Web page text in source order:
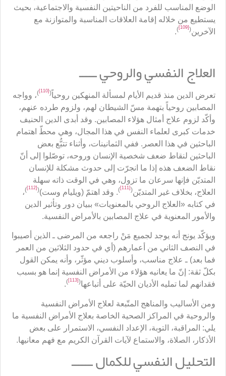
الوضع المناسب للفرد من الناحيتين النفسية والاجتماعية، بحيث
يستطيع من خلاله إقامة العلاقات المناسبة والمتوازنة مع
الآخرين(
[109]
)
.
العلاج النفسي والروحي ـــــ
تعرض الدين منذ قديم الأيام لمسألة المنهكين روحياً(
[110]
)، وواجه
المصابين روحياً بتهمة مسّ الشيطان لهم، ولزوم طرده عنهم،
وأكّد لزوم علاج أمثال هؤلاء المصابين. وقد أبدى الدين الحنيف
خدمات كبرى لعلماء النفس في هذا المجال، وهي محطّ اهتمام
الباحثين في هذا العصر. ففي الثمانينات، وأثناء تتبُّع بعض
الباحثين لنقاط ضعف شخصية الإنسان وروحه، توصّلوا إلى أنّ
نقاط الضعف هذه إذا ما انجرّت إلى حدوث مشكلة للإنسان
المتديّن فإنها سرعان ما تزول، وهي في الوقت ذاته سهلة
العلاج، بخلاف غير المتديّن(
[111]
). وقد اهتمّ (ويليام وست)(
[112]
)،
في كتابه «العلاج الروحي بالمعنويات» ببيان دور وتأثير الدين
والأمور المعنوية في علاج المصابين بالأمراض النفسية.
ويؤكّد يونج أنه يوجد لجميع مَنْ راجعه من المرضى ـ الذين أصيبوا
في النصف الثاني من أعمارهم (أي في حدود الثلاثين من العمر
فما بعد) ـ علاج مناسب، وأسلوب ديني مؤثّر، وأنه يمكن القول
بكلّ ثقة: إنّ ما يعانيه هؤلاء من الأمراض النفسية إنما هو بسبب
فقدانهم لما تمليه الأديان الحيّة على أتباعها(
[113]
)
.
ومن الأساليب والمناهج المتّبعة لعلاج الأمراض النفسية
والروحية في المراكز الصحية الخاصة بعلاج الأمراض النفسية ما
يلي: المراقبة، التوبة، الإعداد النفسي، الاستمرار على بعض
الأذكار، الصلاة، والاستماع لآيات القرآن الكريم مع فهم معانيها.
التحليل النفسي للكمال ــــــ